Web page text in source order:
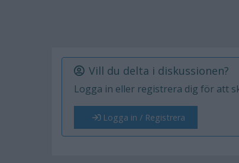
Vill du delta i diskussionen?
Logga in eller registrera dig för att
Logga in / Registrera